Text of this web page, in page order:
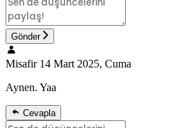
Gönder
Misafir 14 Mart 2025, Cuma
Aynen. Yaa
Cevapla